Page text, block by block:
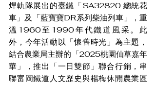
焊軌隊展出的臺鐵「SA32820 總統花
車」及「藍寶寶DR系列柴油列車」，重
溫1960至1990年代鐵道風采。此
外，今年活動以「懷舊時光」為主題，
結合農業局主辦的「2025桃園仙草嘉年
華」，推出「一日雙節」聯合行銷，串
聯富岡鐵道人文歷史與楊梅休閒農業區